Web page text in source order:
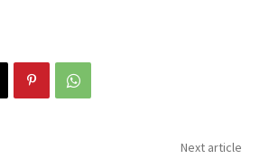
Next article